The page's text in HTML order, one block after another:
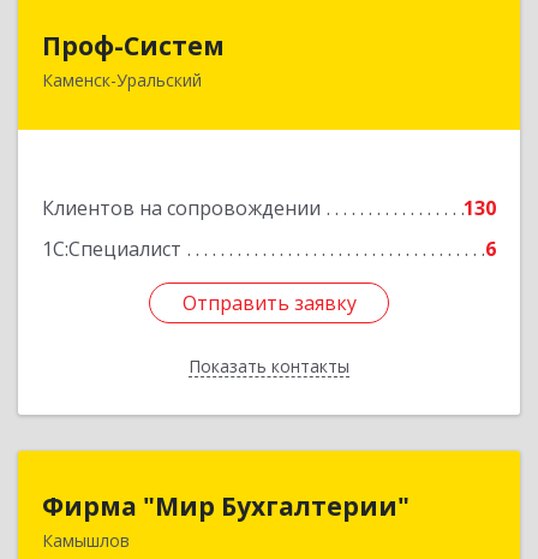
Проф-Систем
Каменск-Уральский
Клиентов на сопровождении
130
1С:Специалист
6
Отправить заявку
Показать контакты
623406, Свердловская обл, Каменск-Уральский
Отправить заявку
Назад
Фирма "Мир Бухгалтерии"
Камышлов624860, Свердловская обл, Камышлов г,